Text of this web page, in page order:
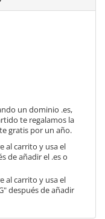
un dominio .es,
te regalamos la
gratis por un año.
al carrito y usa el
de añadir el .es o
al carrito y usa el
después de añadir